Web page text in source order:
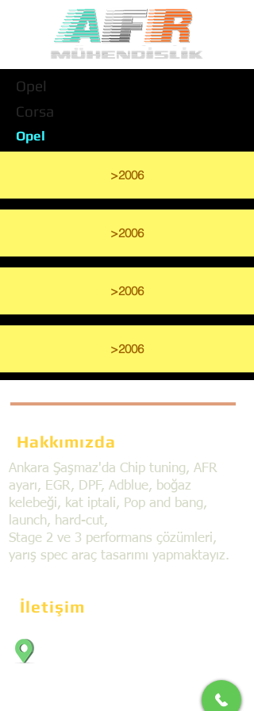
Opel
Corsa
Opel
>2006
>2006
>2006
>2006
Hakkımızda
Ankara Şaşmaz'da Chip tuning, AFR
ayarı, EGR, DPF, Adblue, boğaz
kelebeği, kat iptali, Pop and bang,
launch, hard-cut,
Stage 2 ve 3 performans çözümleri,
yarış spec araç tasarımı yapmaktayız.
İletişim